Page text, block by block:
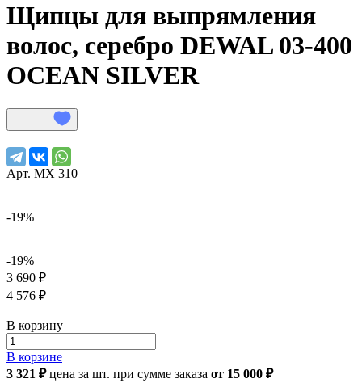
Щипцы для выпрямления
волос, серебро DEWAL 03-400
OCEAN SILVER
Арт. МХ 310
-19%
-19%
3 690 ₽
4 576 ₽
В корзину
В корзине
3 321 ₽цена за шт. при сумме заказа от 15 000 ₽